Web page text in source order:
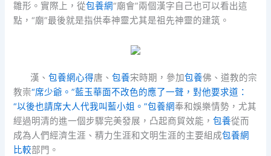
雛形。實際上，從包養網“廟會”兩個漢字自己也可以看出這
點，“廟”最後就是指供奉神靈尤其是祖先神靈的建筑。
漢、包養網心得唐、包養宋時期，參加包養佛、道教的宗
教崇“席少爺。”藍玉華面不改色的應了一聲，對他要求道：
“以後也請席大人代我叫藍小姐。”包養網奉和娛樂情勢，尤其
經過明清的進一個步驟完美發展，凸起商貿效能，包養從而
成為人們經濟生涯、精力生涯和文明生涯的主要組成包養網
比較部門。